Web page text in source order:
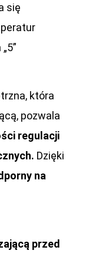
się
która
pozwala
regulacji
Dzięki
na
przed